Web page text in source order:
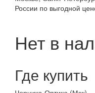
России по выгодной
Нет в
Где купить